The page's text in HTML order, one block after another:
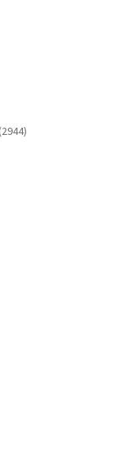
29442944